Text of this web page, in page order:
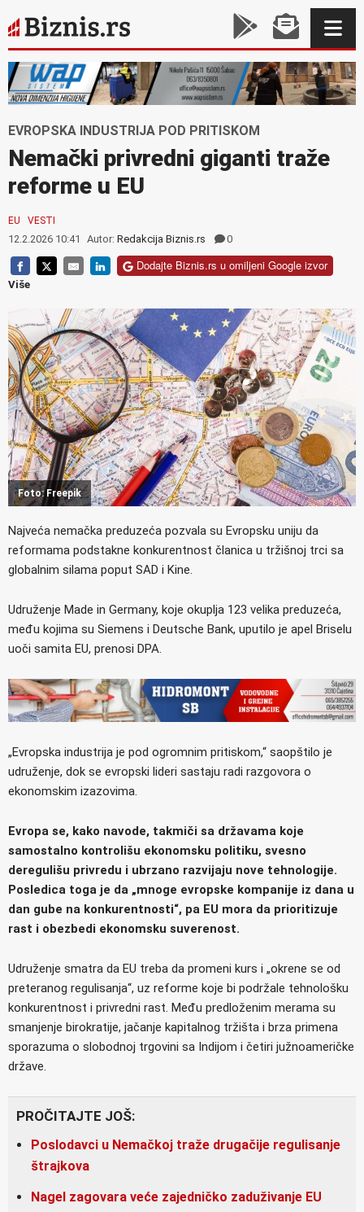
EVROPSKA INDUSTRIJA POD PRITISKOM
Nemački privredni giganti traže
reforme u EU
EU VESTI
12.2.2026 10:41 Autor: Redakcija Biznis.rs 0
Dodajte Biznis.rs u omiljeni Google izvor
Više
Foto: Freepik
Najveća nemačka preduzeća pozvala su Evropsku uniju da
reformama podstakne konkurentnost članica u tržišnoj trci sa
globalnim silama poput SAD i Kine.
Udruženje Made in Germany, koje okuplja 123 velika preduzeća,
među kojima su Siemens i Deutsche Bank, uputilo je apel Briselu
uoči samita EU, prenosi DPA.
„Evropska industrija je pod ogromnim pritiskom,“ saopštilo je
udruženje, dok se evropski lideri sastaju radi razgovora o
ekonomskim izazovima.
Evropa se, kako navode, takmiči sa državama koje
samostalno kontrolišu ekonomsku politiku, svesno
deregulišu privredu i ubrzano razvijaju nove tehnologije.
Posledica toga je da „mnoge evropske kompanije iz dana u
dan gube na konkurentnosti“, pa EU mora da prioritizuje
rast i obezbedi ekonomsku suverenost.
Udruženje smatra da EU treba da promeni kurs i „okrene se od
preteranog regulisanja“, uz reforme koje bi podržale tehnološku
konkurentnost i privredni rast. Među predloženim merama su
smanjenje birokratije, jačanje kapitalnog tržišta i brza primena
sporazuma o slobodnoj trgovini sa Indijom i četiri južnoameričke
države.
PROČITAJTE JOŠ:
Poslodavci u Nemačkoj traže drugačije regulisanje
štrajkova
Nagel zagovara veće zajedničko zaduživanje EU